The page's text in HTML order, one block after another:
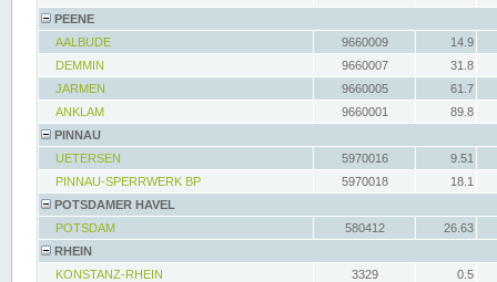
PEENE
AALBUDE
9660009
14.9
DEMMIN
9660007
31.8
JARMEN
9660005
61.7
ANKLAM
9660001
89.8
PINNAU
UETERSEN
5970016
9.51
PINNAU-SPERRWERK BP
5970018
18.1
POTSDAMER HAVEL
POTSDAM
580412
26.63
RHEIN
KONSTANZ-RHEIN
3329
0.5